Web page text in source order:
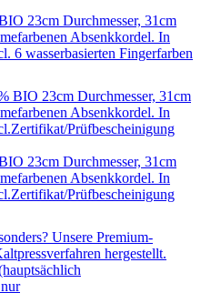
23cm Durchmesser, 31cm
Absenkkordel. In
6 wasserbasierten Fingerfarben
23cm Durchmesser, 31cm
Absenkkordel. In
Prüfbescheinigung